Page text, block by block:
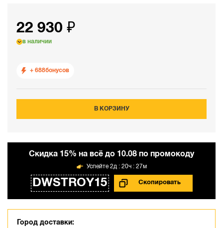
22 930 ₽
в наличии
+ 688бонусов
В КОРЗИНУ
Cкидка 15% на всё до 10.08 по промокоду
DWSTROY15
2д : 20ч : 27м
Город доставки: